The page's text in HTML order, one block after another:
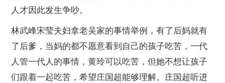
人才因此发生争吵。
林武峰宋莹夫妇拿老吴家的事情举例，有了后妈就有
了后爹，当妈的都不愿意看到自己的孩子吃苦，一代
人管一代人的事情，黄玲可以吃苦，但她不想让孩子
们跟着一起吃苦，希望庄国超能够理解。庄国超听进